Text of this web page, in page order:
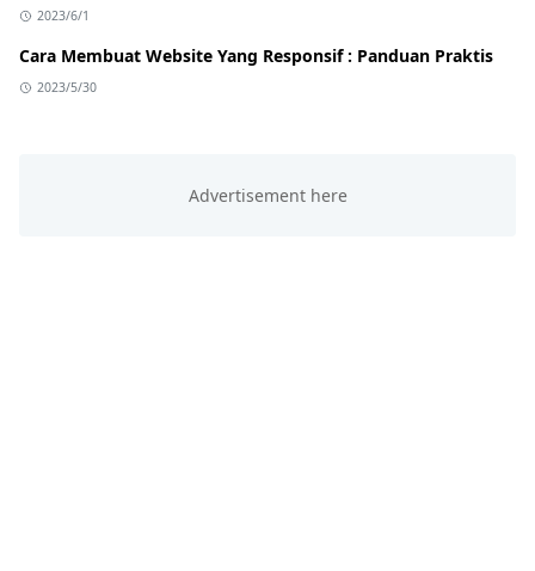
2023/6/1
Cara Membuat Website Yang Responsif : Panduan Praktis
2023/5/30